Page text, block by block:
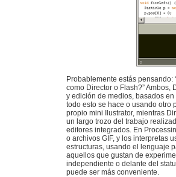
Probablemente estás
como Director o Flash?”
y edición de medios, basados
todo esto se hace o usando otro
propio mini Ilustrator, mientras
un largo trozo del trabajo
editores integrados. En
o archivos GIF, y los interpretas
estructuras, usando el lenguaje
aquellos que gustan de
independiente o delante del
puede ser más conveniente.